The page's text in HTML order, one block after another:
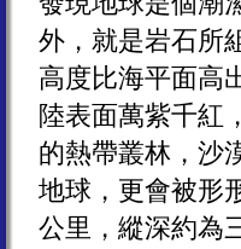
外，就是岩石所
高度比海平面高
陸表面萬紫千紅
的熱帶叢林，沙
地球，更會被形
公里，縱深約為